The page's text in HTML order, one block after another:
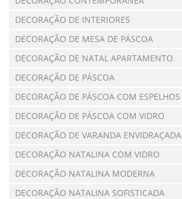
DECORAÇÃO DE INTERIORES
DECORAÇÃO DE MESA DE PÁSCOA
DECORAÇÃO DE NATAL APARTAMENTO
DECORAÇÃO DE PÁSCOA
DECORAÇÃO DE PÁSCOA COM ESPELHOS
DECORAÇÃO DE PÁSCOA COM VIDRO
DECORAÇÃO DE VARANDA ENVIDRAÇADA
DECORAÇÃO NATALINA COM VIDRO
DECORAÇÃO NATALINA MODERNA
DECORAÇÃO NATALINA SOFISTICADA